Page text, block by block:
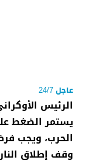
عاجل 24/7
الرئيس
يستمر الضغط
الحرب، ويجب
وقف إطلاق